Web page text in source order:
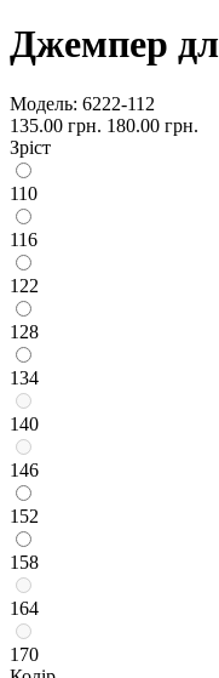
Джемпер
Модель: 6222-112
135.00 грн. 180.00 грн.
Зріст
110
116
122
128
134
140
146
152
158
164
170